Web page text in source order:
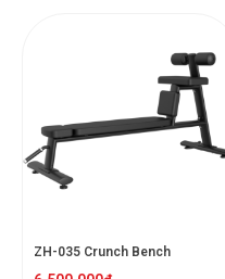
ZH-035 Crunch Bench